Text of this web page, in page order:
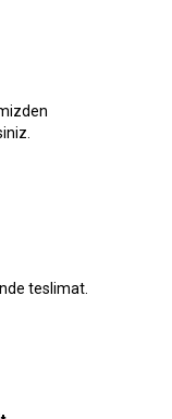
( Medium )
teslimat.